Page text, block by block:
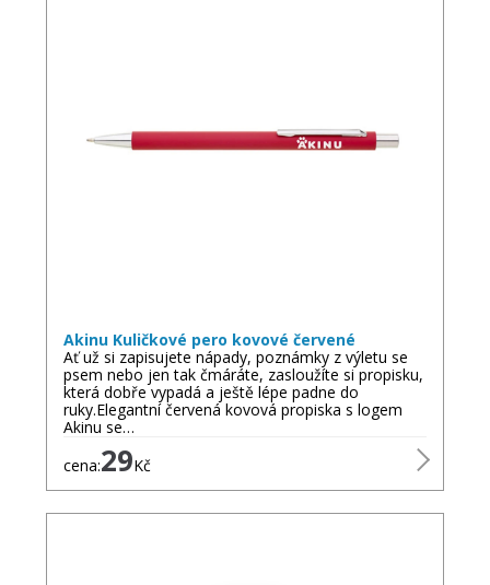
Akinu Kuličkové pero kovové červené
Ať už si zapisujete nápady, poznámky z výletu se
psem nebo jen tak čmáráte, zasloužíte si propisku,
která dobře vypadá a ještě lépe padne do
ruky.Elegantní červená kovová propiska s logem
Akinu se…
cena:29Kč